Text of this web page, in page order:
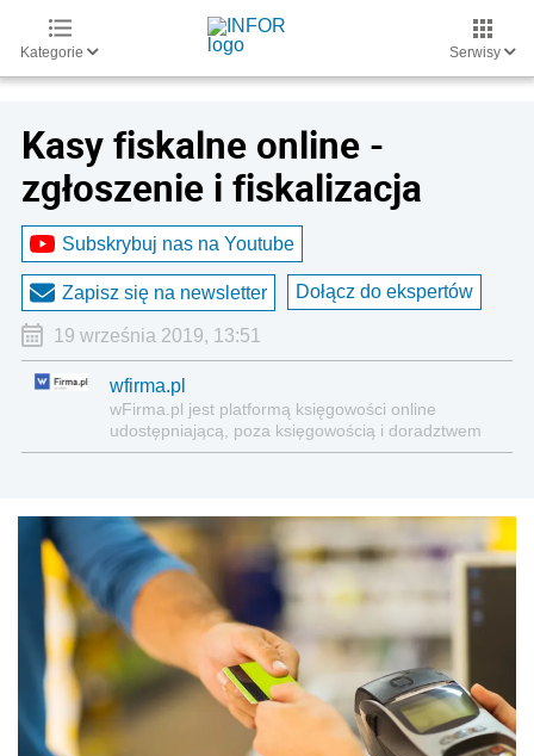
Kategorie Serwisy
Kasy fiskalne online -
zgłoszenie i fiskalizacja
Subskrybuj nas na Youtube
Zapisz się na newsletter Dołącz do ekspertów
19 września 2019, 13:51
wfirma.pl
wFirma.pl jest platformą księgowości on­line
udostępniającą, poza księgowością i doradztwem
nowoczesne narzędzia informatyczne, niezbędne